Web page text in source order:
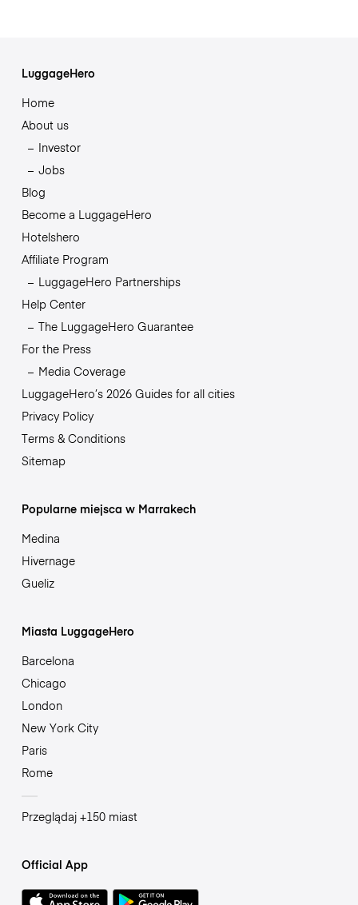
LuggageHero
Home
About us
Investor
Jobs
Blog
Become a LuggageHero
Hotelshero
Affiliate Program
LuggageHero Partnerships
Help Center
The LuggageHero Guarantee
For the Press
Media Coverage
LuggageHero’s 2026 Guides for all cities
Privacy Policy
Terms & Conditions
Sitemap
Popularne miejsca w Marrakech
Medina
Hivernage
Gueliz
Miasta LuggageHero
Barcelona
Chicago
London
New York City
Paris
Rome
Przeglądaj +150 miast
Official App